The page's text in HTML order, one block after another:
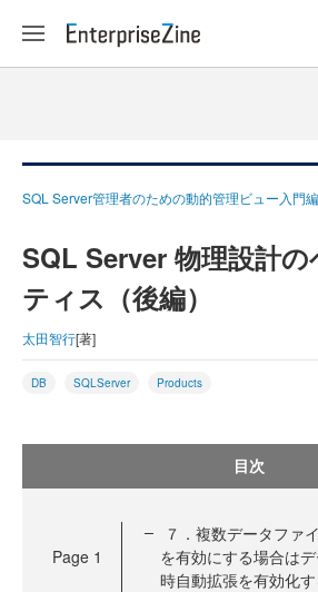
SQL Server管理者のための動的管理ビュー入門編
SQL Server 物理設計
ティス（後編）
太田智行[著]
DB SQLServer Products
目次
Page 1
７．複数データファ
を有効にする場合は
時自動拡張を有効化す